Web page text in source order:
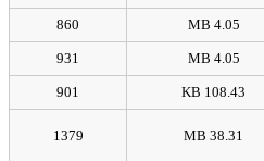
4.05 MB
860
4.05 MB
931
108.43 KB
901
38.31 MB
1379